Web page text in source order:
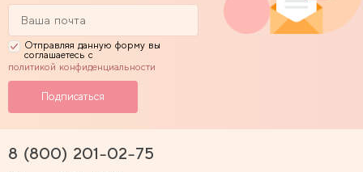
Отправляя данную форму вы
соглашаетесь с
политикой конфиденциальности
8 (800) 201-02-75